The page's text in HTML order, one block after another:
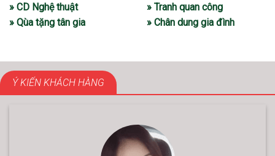
» CD Nghệ thuật
» Qùa tặng tân gia
» Tranh quan công
» Chân dung gia đình
Ý KIẾN KHÁCH HÀNG